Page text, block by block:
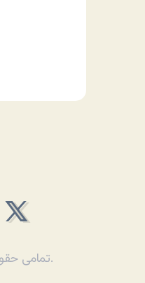
تمامی حقوق برای عصیان محفوظ است.